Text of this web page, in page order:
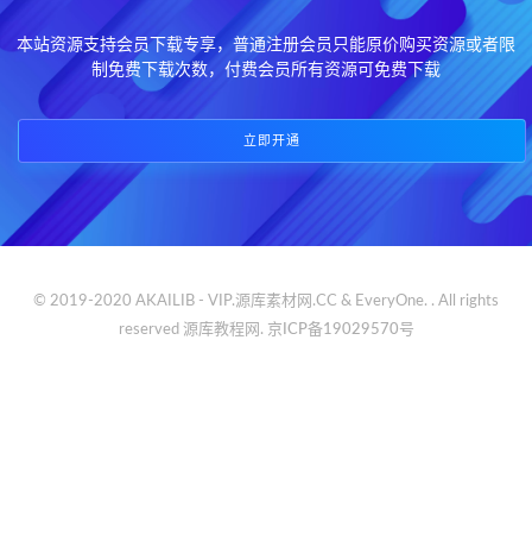
本站资源支持会员下载专享，普通注册会员只能原价购买资源或者限
制免费下载次数，付费会员所有资源可免费下载
立即开通
© 2019-2020 AKAILIB - VIP.源库素材网.CC & EveryOne. . All rights
reserved 源库教程网. 京ICP备19029570号